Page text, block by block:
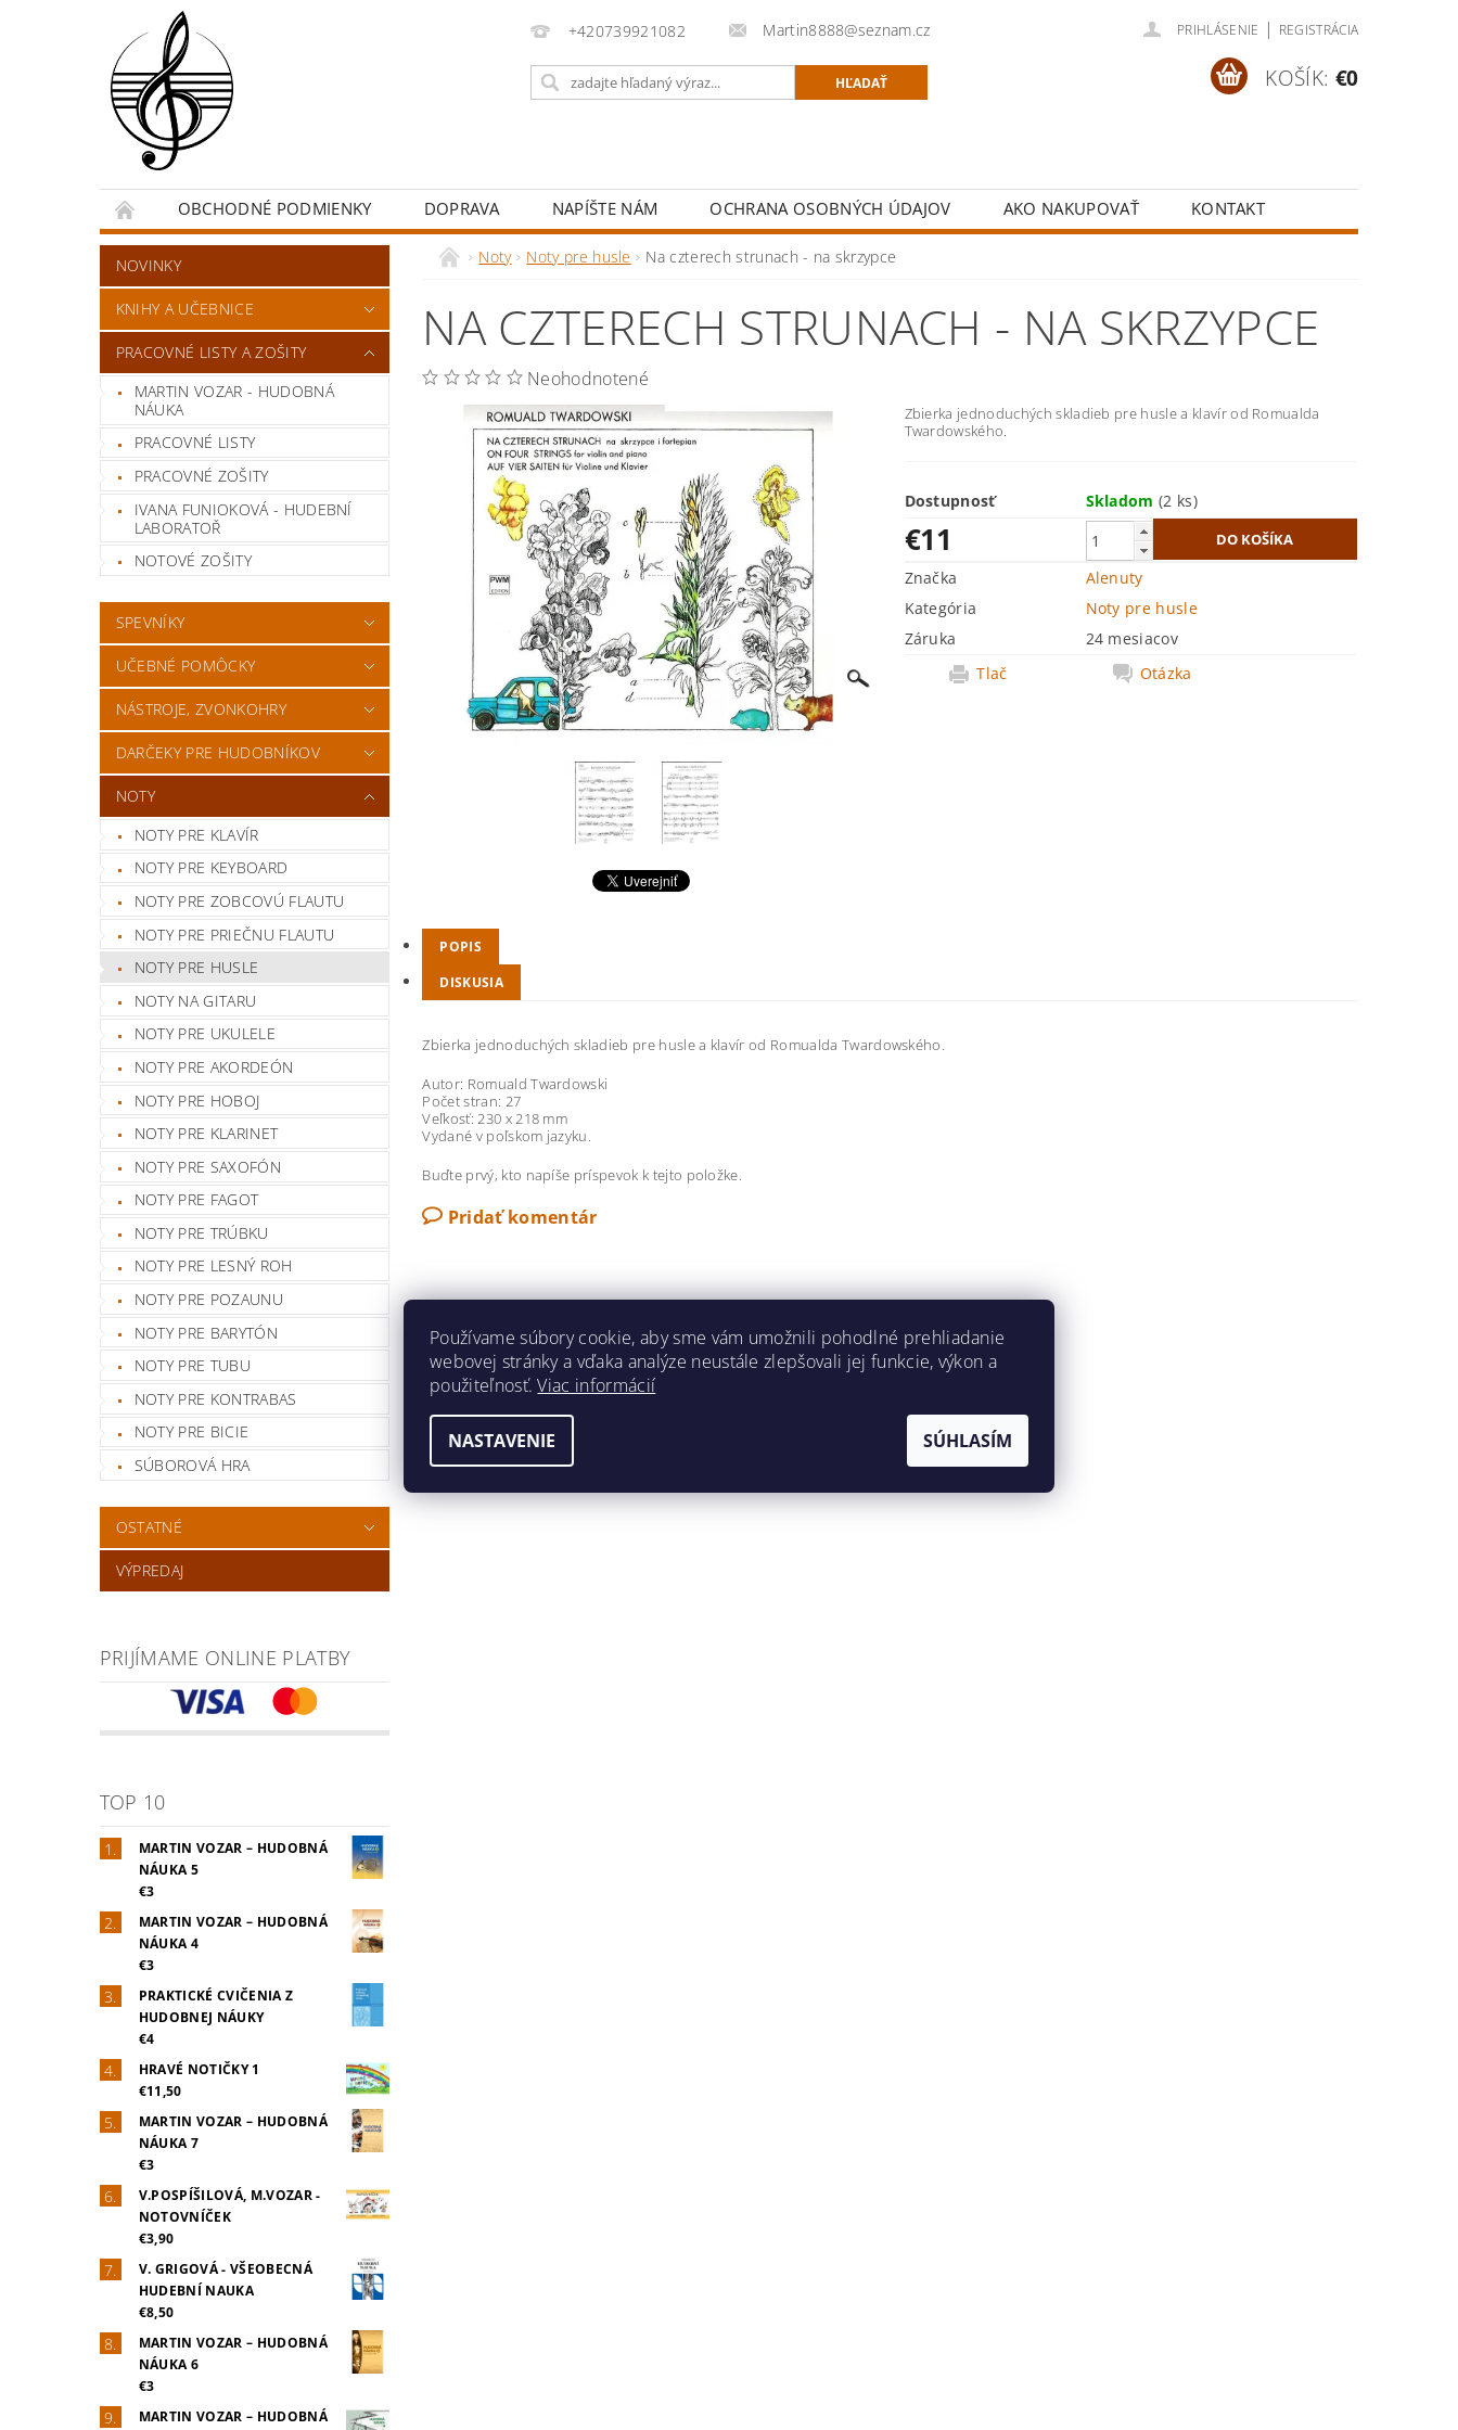
+420739921082 Martin8888@seznam.cz PRIHLÁSENIE | REGISTRÁCIA
KOŠÍK: €0
OBCHODNÉ PODMIENKY DOPRAVA NAPÍŠTE NÁM OCHRANA OSOBNÝCH ÚDAJOV AKO NAKUPOVAŤ KONTAKT
NOVINKY
KNIHY A UČEBNICE
PRACOVNÉ LISTY A ZOŠITY
MARTIN VOZAR - HUDOBNÁ
NÁUKA
PRACOVNÉ LISTY
PRACOVNÉ ZOŠITY
IVANA FUNIOKOVÁ - HUDEBNÍ
LABORATOŘ
NOTOVÉ ZOŠITY
SPEVNÍKY
UČEBNÉ POMÔCKY
NÁSTROJE, ZVONKOHRY
DARČEKY PRE HUDOBNÍKOV
NOTY
NOTY PRE KLAVÍR
NOTY PRE KEYBOARD
NOTY PRE ZOBCOVÚ FLAUTU
NOTY PRE PRIEČNU FLAUTU
NOTY PRE HUSLE
NOTY NA GITARU
NOTY PRE UKULELE
NOTY PRE AKORDEÓN
NOTY PRE HOBOJ
NOTY PRE KLARINET
NOTY PRE SAXOFÓN
NOTY PRE FAGOT
NOTY PRE TRÚBKU
NOTY PRE LESNÝ ROH
NOTY PRE POZAUNU
NOTY PRE BARYTÓN
NOTY PRE TUBU
NOTY PRE KONTRABAS
NOTY PRE BICIE
SÚBOROVÁ HRA
OSTATNÉ
VÝPREDAJ
PRIJÍMAME ONLINE PLATBY
TOP 10
MARTIN VOZAR – HUDOBNÁ
NÁUKA 5
€3
MARTIN VOZAR – HUDOBNÁ
NÁUKA 4
€3
PRAKTICKÉ CVIČENIA Z
HUDOBNEJ NÁUKY
€4
HRAVÉ NOTIČKY 1
€11,50
MARTIN VOZAR – HUDOBNÁ
NÁUKA 7
€3
V.POSPÍŠILOVÁ, M.VOZAR -
NOTOVNÍČEK
€3,90
V. GRIGOVÁ - VŠEOBECNÁ
HUDEBNÍ NAUKA
€8,50
MARTIN VOZAR – HUDOBNÁ
NÁUKA 6
€3
MARTIN VOZAR – HUDOBNÁ
Noty Noty pre husle Na czterech strunach - na skrzypce
NA CZTERECH STRUNACH - NA SKRZYPCE
Neohodnotené
Zbierka jednoduchých skladieb pre husle a klavír od Romualda
Twardowského.
Dostupnosť Skladom(2 ks)
€11
Značka
Alenuty
Kategória
Noty pre husle
Záruka
24 mesiacov
Tlač
Otázka
POPIS
DISKUSIA
Zbierka jednoduchých skladieb pre husle a klavír od Romualda Twardowského.
Autor: Romuald Twardowski
Počet stran: 27
Veľkosť: 230 x 218 mm
Vydané v poľskom jazyku.
Buďte prvý, kto napíše príspevok k tejto položke.
Pridať komentár
Používame súbory cookie, aby sme vám umožnili pohodlné prehliadanie
webovej stránky a vďaka analýze neustále zlepšovali jej funkcie, výkon a
použiteľnosť.Viac informácií
NASTAVENIE SÚHLASÍM